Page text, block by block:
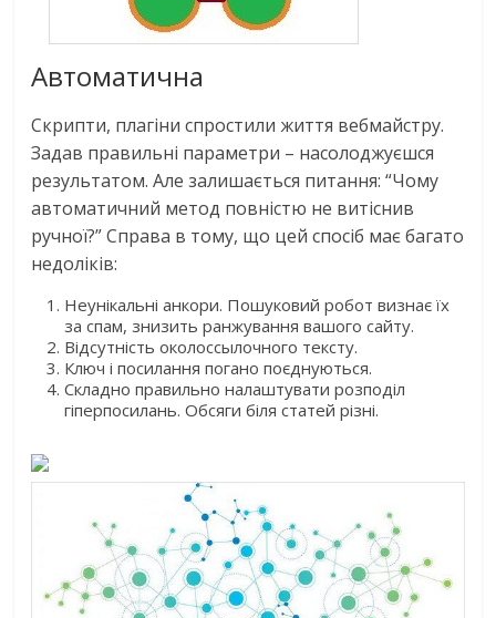
Автоматична
Скрипти, плагіни спростили життя вебмайстру.
Задав правильні параметри – насолоджуєшся
результатом. Але залишається питання: “Чому
автоматичний метод повністю не витіснив
ручної?” Справа в тому, що цей спосіб має багато
недоліків:
Неунікальні анкори. Пошуковий робот визнає їх
за спам, знизить ранжування вашого сайту.
Відсутність околоссылочного тексту.
Ключ і посилання погано поєднуються.
Складно правильно налаштувати розподіл
гіперпосилань. Обсяги біля статей різні.